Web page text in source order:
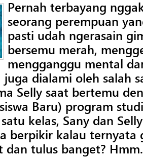
Pernah terbayang
seorang perempuan
pasti udah ngerasain
bersemu merah,
mengganggu mental
juga dialami oleh salah
Selly saat bertemu
Baru) program
kelas, Sany dan
berpikir kalau ternyata
dan tulus banget?